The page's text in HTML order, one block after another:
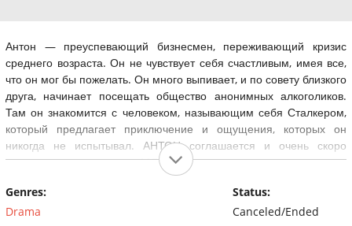
Антон — преуспевающий бизнесмен, переживающий кризис
среднего возраста. Он не чувствует себя счастливым, имея все,
что он мог бы пожелать. Он много выпивает, и по совету близкого
друга, начинает посещать общество анонимных алкоголиков.
Там он знакомится с человеком, называющим себя Сталкером,
который предлагает приключение и ощущения, которых он
никогда не испытывал. АНТОН соглашается и очень скоро
понимает, что оказался в 1975 году.
Genres:
Drama
Status:
Canceled/Ended